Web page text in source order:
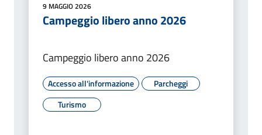
9 MAGGIO 2026
Campeggio libero anno 2026
Campeggio libero anno 2026
Accesso all'informazione
Parcheggi
Turismo